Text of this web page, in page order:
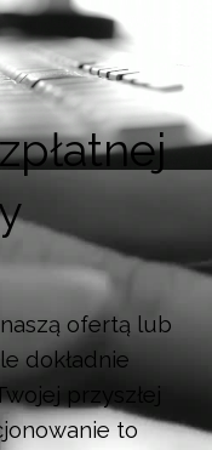
ofertą lub
dokładnie
przyszłej
to